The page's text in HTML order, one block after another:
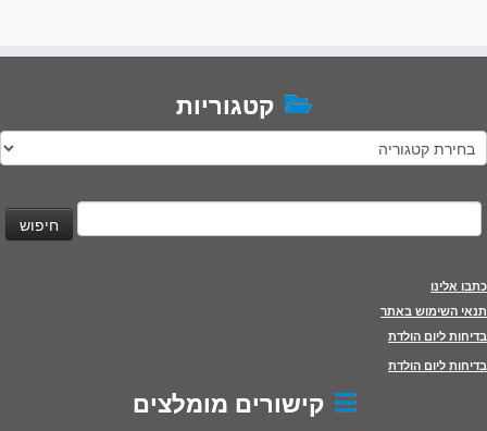
קטגוריות
קטגוריות
חיפוש:
כתבו אלינו
תנאי השימוש באתר
בדיחות ליום הולדת
בדיחות ליום הולדת
קישורים מומלצים